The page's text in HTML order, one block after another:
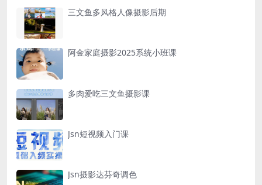
三文鱼多风格人像摄影后期
阿金家庭摄影2025系统小班课
多肉爱吃三文鱼摄影课
Jsn短视频入门课
Jsn摄影达芬奇调色